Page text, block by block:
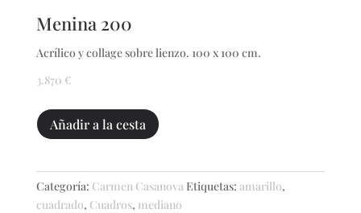
Menina 200
Acrílico y collage sobre lienzo. 100 x 100 cm.
3.870 €
Menina
200
Añadir a la cesta
Categoría: Carmen Casanova Etiquetas: amarillo,
cuadrado, Cuadros, mediano